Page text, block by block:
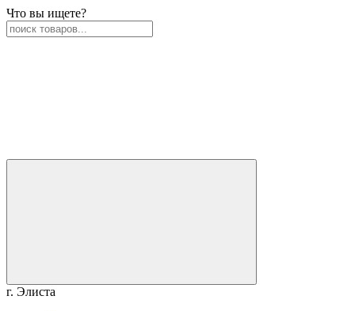
Что вы ищете?
г. Элиста